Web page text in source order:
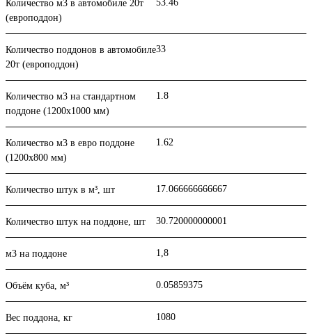
Количество м3 в автомобиле 20т
(европоддон)
53.46
Количество поддонов в автомобиле
20т (европоддон)
33
Количество м3 на стандартном
поддоне (1200x1000 мм)
1.8
Количество м3 в евро поддоне
(1200x800 мм)
1.62
Количество штук в м³, шт 17.066666666667
Количество штук на поддоне, шт 30.720000000001
м3 на поддоне 1,8
Объём куба, м³ 0.05859375
Вес поддона, кг 1080